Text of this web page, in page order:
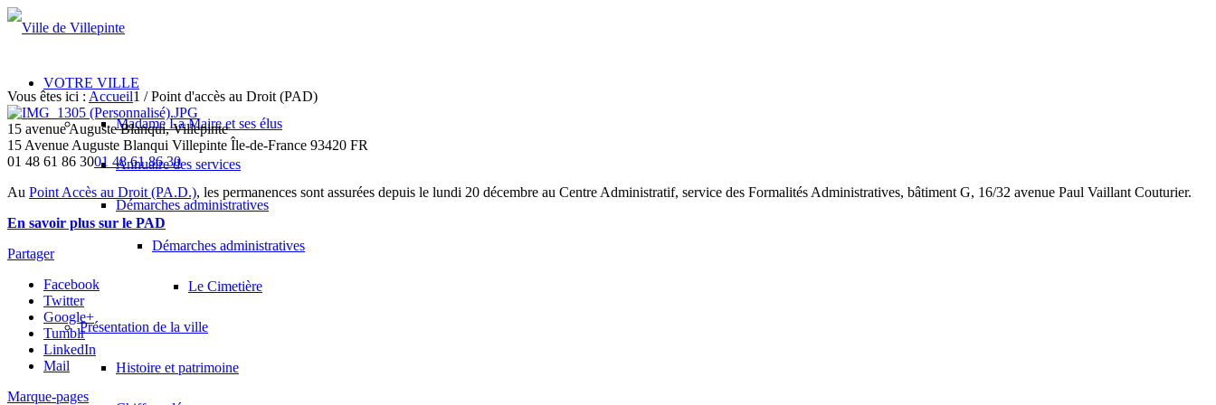
VOTRE VILLE
Madame La Maire et ses élus
Annuaire des services
Démarches administratives
Démarches administratives
Le Cimetière
Présentation de la ville
Histoire et patrimoine
Vous êtes ici : Accueil1 / Point d'accès au Droit (PAD)
15 avenue Auguste Blanqui, Villepinte
15 Avenue Auguste Blanqui Villepinte Île-de-France 93420 FR
01 48 61 86 3001 48 61 86 30
Au Point Accès au Droit (PA.D.), les permanences sont assurées depuis le lundi 20 décembre au Centre Administratif, service des Formalités Administratives, bâtiment G, 16/32 avenue Paul Vaillant Couturier.
En savoir plus sur le PAD
Partager
Facebook
Twitter
Google+
Tumblr
LinkedIn
Mail
Marque-pages